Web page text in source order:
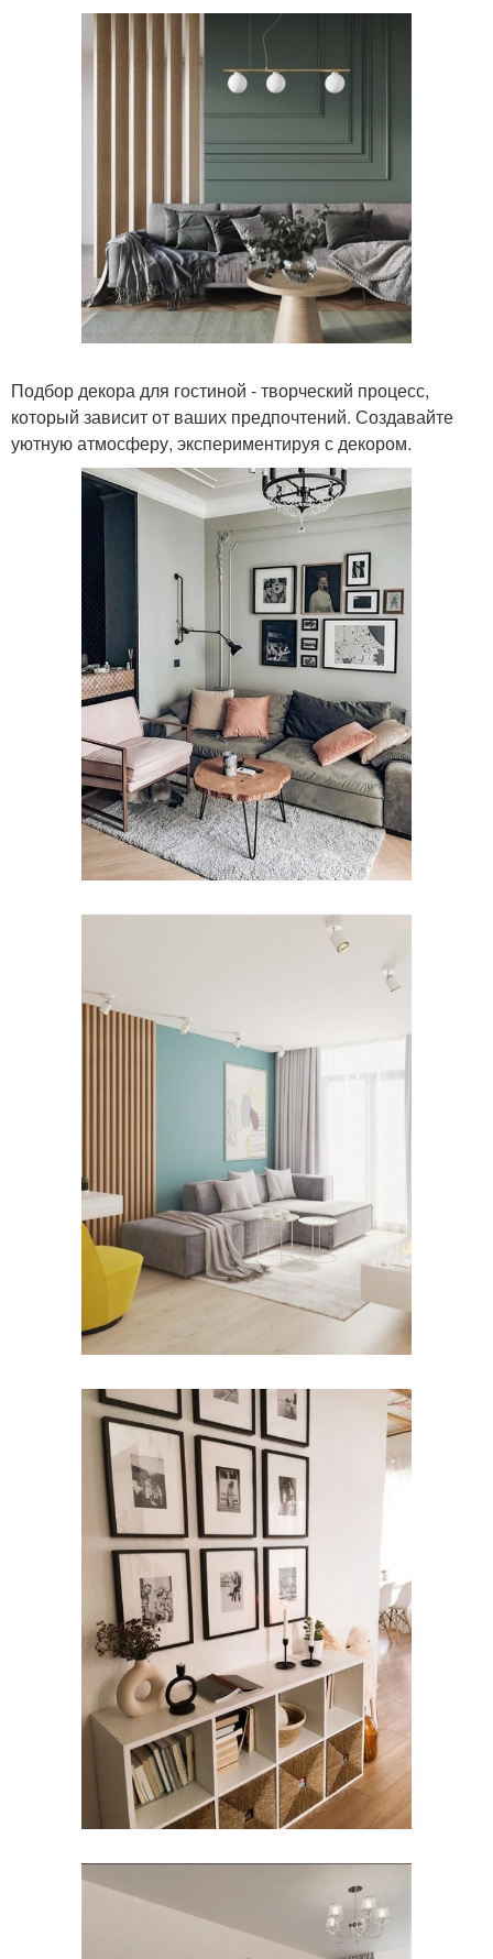
Подбор декора для гостиной - творческий процесс,
который зависит от ваших предпочтений. Создавайте
уютную атмосферу, экспериментируя с декором.